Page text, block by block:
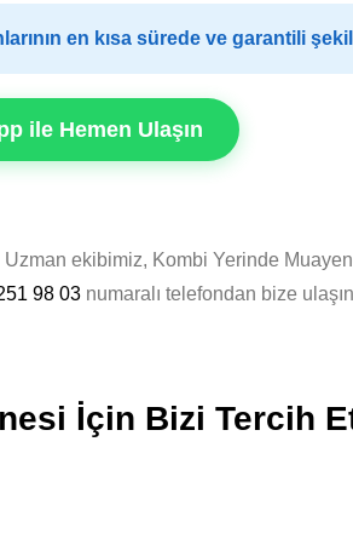
en kısa sürede ve garantili
ile Hemen Ulaşın
Uzman ekibimiz, Kombi Yerinde
98 03 numaralı telefondan bize
İçin Bizi Tercih